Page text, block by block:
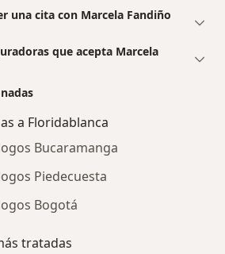
una cita con Marcela Fandiño
que acepta Marcela
a Floridablanca
Bucaramanga
Piedecuesta
Bogotá
tratadas